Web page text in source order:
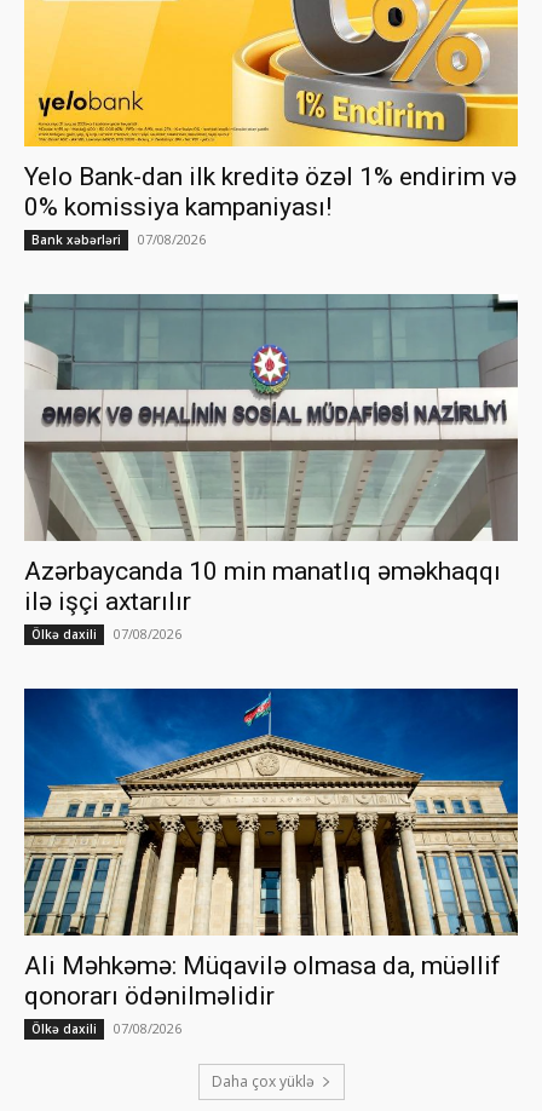
Yelo Bank-dan ilk kreditə özəl 1% endirim və
0% komissiya kampaniyası!
Bank xəbərləri 07/08/2026
Azərbaycanda 10 min manatlıq əməkhaqqı
ilə işçi axtarılır
Ölkə daxili 07/08/2026
Ali Məhkəmə: Müqavilə olmasa da, müəllif
qonorarı ödənilməlidir
Ölkə daxili 07/08/2026
Daha çox yüklə